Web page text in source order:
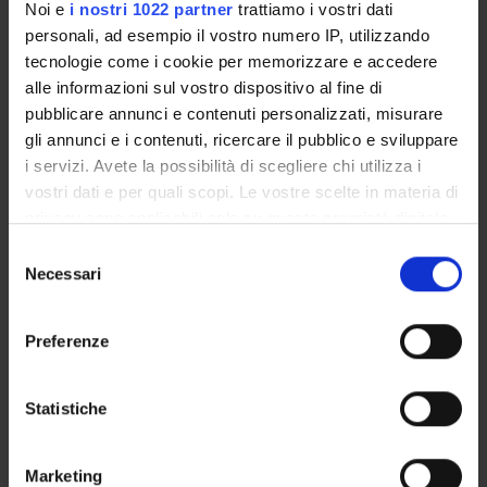
Noi e i nostri 1022 partner trattiamo i vostri dati
personali, ad esempio il vostro numero IP, utilizzando
tecnologie come i cookie per memorizzare e accedere
alle informazioni sul vostro dispositivo al fine di
pubblicare annunci e contenuti personalizzati, misurare
gli annunci e i contenuti, ricercare il pubblico e sviluppare
i servizi. Avete la possibilità di scegliere chi utilizza i
vostri dati e per quali scopi. Le vostre scelte in materia di
modificare o revocare il proprio consenso in qualsiasi
momento dalla Dichiarazione sui cookie o facendo clic
raccogliere informazioni sulla tua posizione
geografica, con un'approssimazione di qualche
Identificare il tuo dispositivo, scansionandolo
delNecessari
Preferenze
Statistiche
Marketing
ENTI FINANZIATORI:
Ministero dell'Istruzione dell'Università e della Ricerca
Finanziamento:assegnato e gestito dal Dipartimento
Programma:COFIN - Progetti di Ricerca di Interesse
Nazionale
Vittorina Della Bianca
Filippo Rossi
ATTIVITÀ